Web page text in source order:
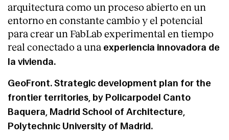
arquitectura como un proceso abierto en un
entorno en constante cambio y el potencial
para crear un FabLab experimental en tiempo
real conectado a una experiencia innovadora de
la vivienda.
GeoFront. Strategic development plan for the
frontier territories, by Policarpodel Canto
Baquera, Madrid School of Architecture,
Polytechnic University of Madrid.